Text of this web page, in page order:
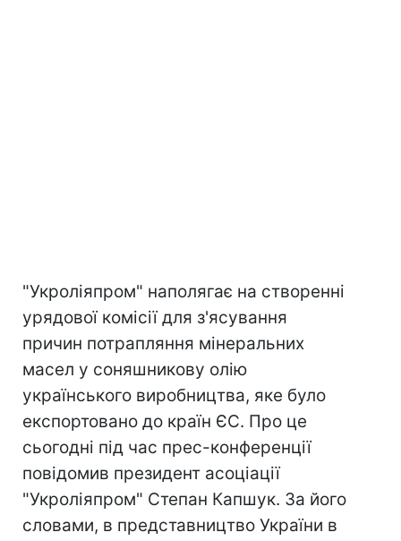
"Укроліяпром" наполягає на створенні
урядової комісії для з'ясування
причин потрапляння мінеральних
масел у соняшникову олію
українського виробництва, яке було
експортовано до країн ЄС. Про це
сьогодні під час прес-конференції
повідомив президент асоціації
"Укроліяпром" Степан Капшук. За його
словами, в представництво України в